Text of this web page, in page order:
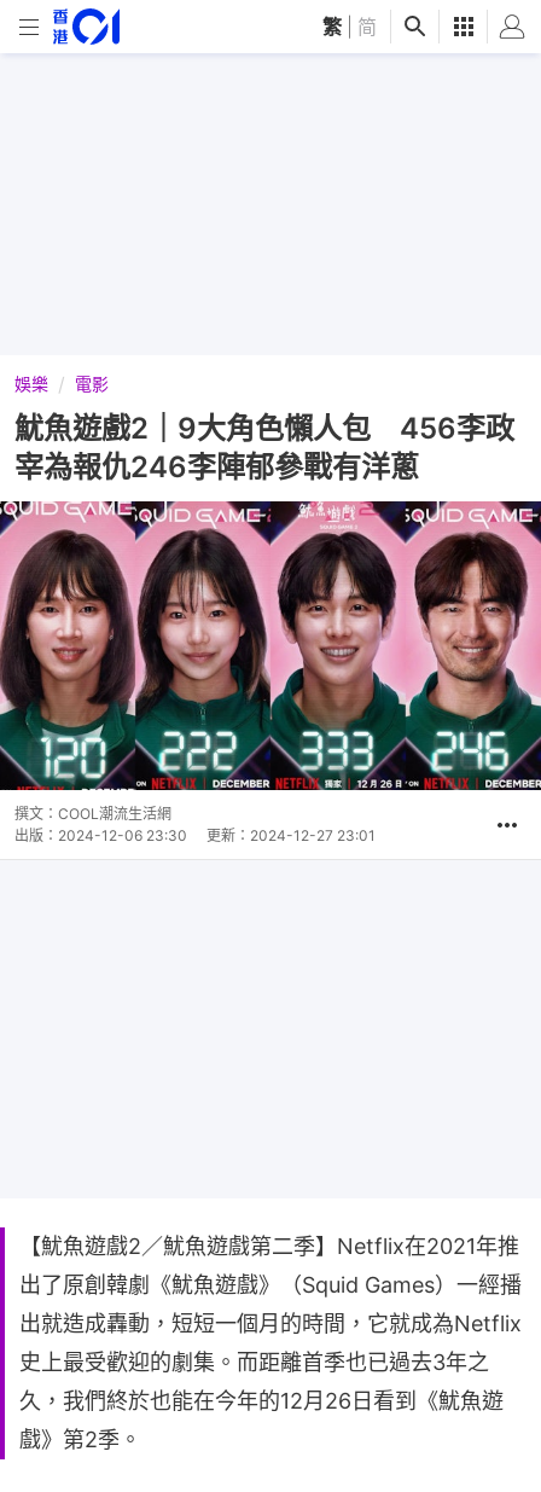
繁 简
娛樂 電影
魷魚遊戲2｜9大角色懶人包 456李政
宰為報仇246李陣郁參戰有洋蔥
撰文： COOL潮流生活網
出版： 2024-12-06 23:30 更新： 2024-12-27 23:01
【魷魚遊戲2／魷魚遊戲第二季】Netflix在2021年推
出了原創韓劇《魷魚遊戲》（Squid Games）一經播
出就造成轟動，短短一個月的時間，它就成為Netflix
史上最受歡迎的劇集。而距離首季也已過去3年之
久，我們終於也能在今年的12月26日看到《魷魚遊
戲》第2季。